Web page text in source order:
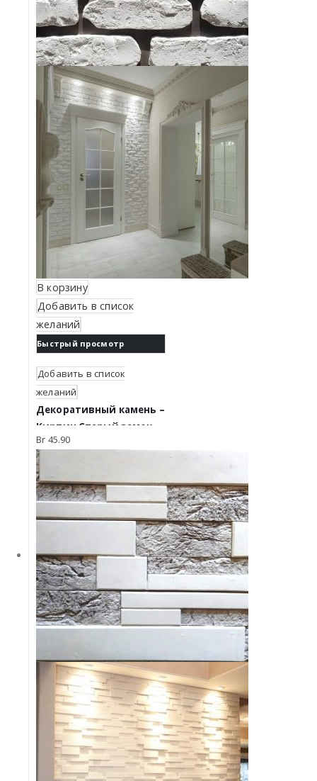
В корзину
Добавить в список
желаний
Быстрый просмотр
Добавить в список
желаний
Декоративный камень –
Кирпич Старый замок.
Белый 1000
Br 45.90